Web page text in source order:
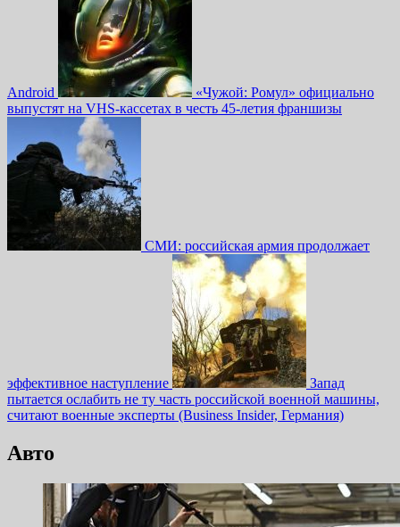
Android
«Чужой: Ромул» официально
выпустят на VHS-кассетах в честь 45-летия франшизы
СМИ: российская армия продолжает
эффективное наступление
Запад
пытается ослабить не ту часть российской военной машины,
считают военные эксперты (Business Insider, Германия)
Авто